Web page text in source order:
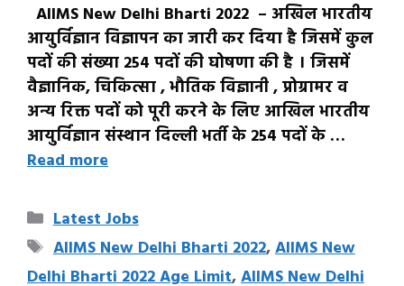
AIIMS New Delhi Bharti 2022 – अखिल भारतीय
आयुर्विज्ञान विज्ञापन का जारी कर दिया है जिसमें कुल
पदों की संख्या 254 पदों की घोषणा की है । जिसमें
वैज्ञानिक, चिकित्सा , भौतिक विज्ञानी , प्रोग्रामर व
अन्य रिक्त पदों को पूरी करने के लिए आखिल भारतीय
आयुर्विज्ञान संस्थान दिल्ली भर्ती के 254 पदों के …
Read more
Categories
Latest Jobs
Tags
AIIMS New Delhi Bharti 2022,AIIMS New
Delhi Bharti 2022 Age Limit,AIIMS New Delhi